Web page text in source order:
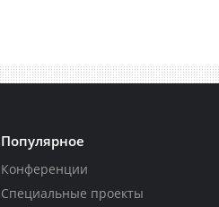
Популярное
Конференции
Специальные проекты